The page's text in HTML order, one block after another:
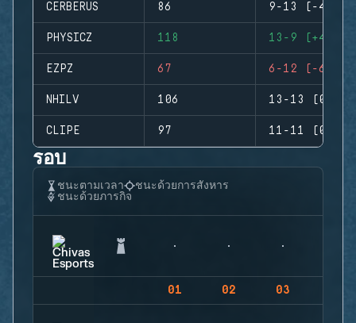
CERBERUS 86 9-13 (-4)
PHYSICZ 118 13-9 (+4)
EZPZ 67 6-12 (-6)
NHILV 106 13-13 (0)
CLIPE 97 11-11 (0)
รอบ
ชนะตามเวลา
ชนะด้วยการสังหาร
ชนะด้วยภารกิจ
01 02 03